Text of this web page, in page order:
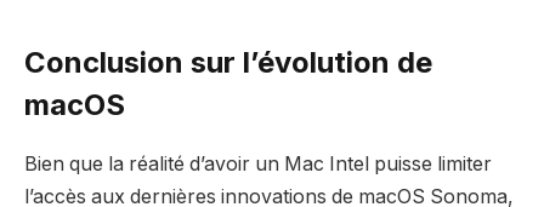
Conclusion sur l’évolution de
macOS
Bien que la réalité d’avoir un Mac Intel puisse limiter
l’accès aux dernières innovations de macOS Sonoma,